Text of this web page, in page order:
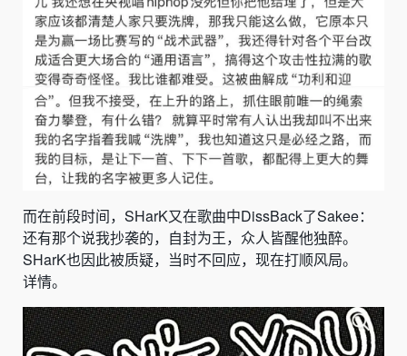
而在前段时间，SHarK又在歌曲中DissBack了Sakee：
还有那个说我抄袭的，自封为王，众人皆醒他独醉。
SHarK也因此被质疑，当时不回应，现在打顺风局。
详情。